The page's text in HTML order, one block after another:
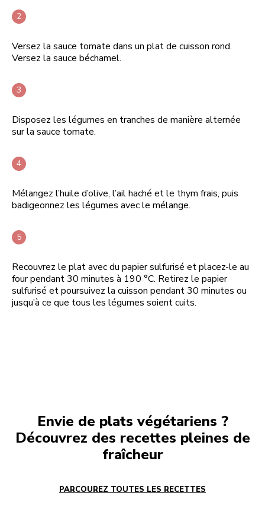
Versez la sauce tomate dans un plat de cuisson rond.
Versez la sauce béchamel.
Disposez les légumes en tranches de manière alternée
sur la sauce tomate.
Mélangez l’huile d’olive, l’ail haché et le thym frais, puis
badigeonnez les légumes avec le mélange.
Recouvrez le plat avec du papier sulfurisé et placez-le au
four pendant 30 minutes à 190 °C. Retirez le papier
sulfurisé et poursuivez la cuisson pendant 30 minutes ou
jusqu’à ce que tous les légumes soient cuits.
Envie de plats végétariens ?
Découvrez des recettes pleines de
fraîcheur
PARCOUREZ TOUTES LES RECETTES